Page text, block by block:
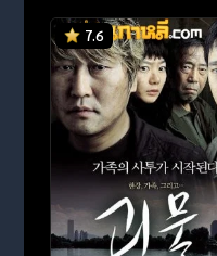
7.6